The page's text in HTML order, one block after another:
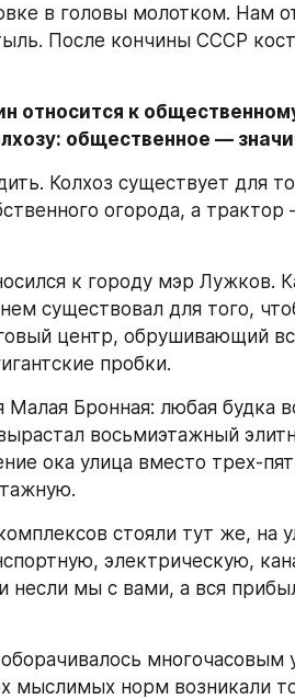
в головы молотком. Нам
После кончины СССР
относится к
общественное —
Колхоз существует для
огорода, а
к городу мэр Лужков.
существовал для того,
центр, обрушивающий
пробки.
Бронная: любая будка
восьмиэтажный
ока улица вместо трех-
стояли тут же, на
электрическую,
несли мы с вами, а вся
многочасовым
мыслимых норм возникали